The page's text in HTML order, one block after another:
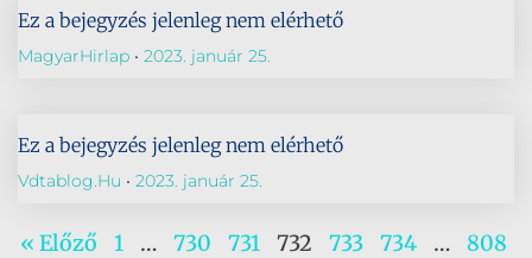
Ez a bejegyzés jelenleg nem elérhető
MagyarHirlap 2023. január 25.
Ez a bejegyzés jelenleg nem elérhető
Vdtablog.hu 2023. január 25.
« Előző 1 … 730 731 732 733 734 …
808